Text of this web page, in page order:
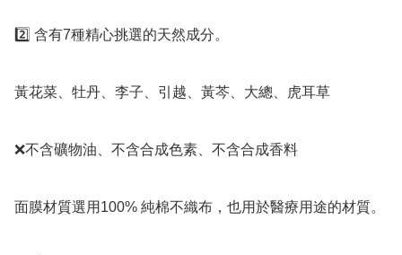
2️⃣ 含有7種精心挑選的天然成分。
黃花菜、牡丹、李子、引越、黃芩、大總、虎耳草
❌️不含礦物油、不含合成色素、不含合成香料
面膜材質選用100% 純棉不織布，也用於醫療用途的材質。